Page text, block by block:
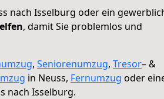
nach Isselburg oder ein
, damit Sie problemlos und
, Seniorenumzug, Tresor– &
in Neuss, Fernumzug oder
nach Isselburg.